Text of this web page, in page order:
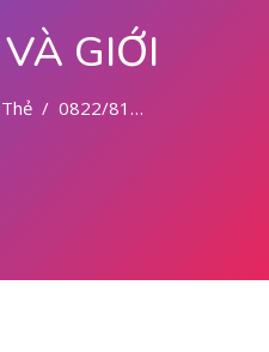
GIỚI
Thẻ 0822/81779/727 TEMPAT ABORSI MEDAN